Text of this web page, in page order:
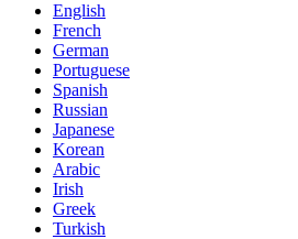
English
French
German
Portuguese
Spanish
Russian
Japanese
Korean
Arabic
Irish
Greek
Turkish